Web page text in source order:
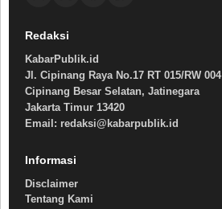
Redaksi
KabarPublik.id
Jl. Cipinang Raya No.17 RT 015/RW 004
Cipinang Besar Selatan, Jatinegara
Jakarta Timur 13420
Email: redaksi@kabarpublik.id
Informasi
Disclaimer
Tentang Kami